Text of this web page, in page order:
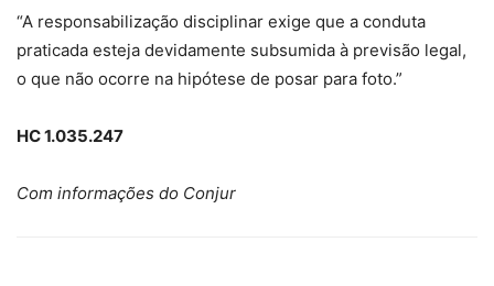
“A responsabilização disciplinar exige que a conduta
praticada esteja devidamente subsumida à previsão legal,
o que não ocorre na hipótese de posar para foto.”
HC 1.035.247
Com informações do Conjur